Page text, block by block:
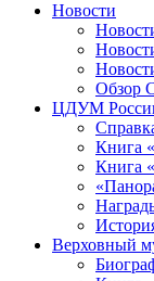
Новости
Обзор
ЦДУМ
Книга
Книга
Верховный